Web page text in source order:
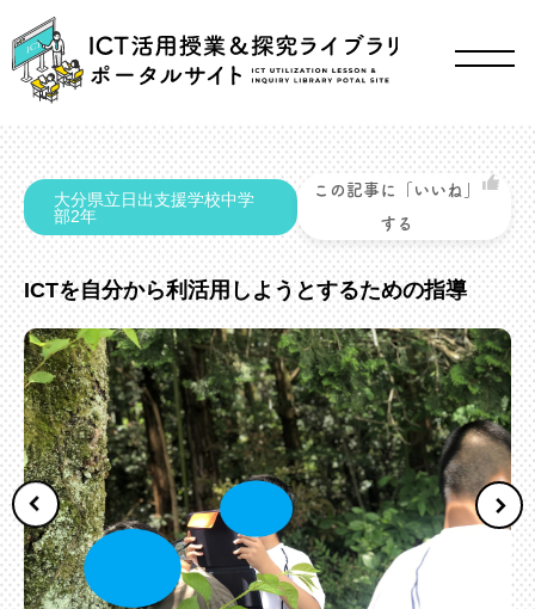
大分県立日出支援学校中学
部2年
この記事に「いいね」
する
ICTを自分から利活用しようとするための指導